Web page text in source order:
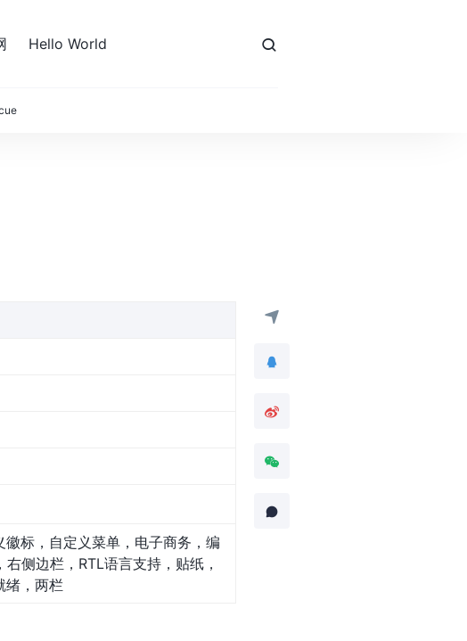
Hello World
标，自定义菜单，电子商务，编
侧边栏，RTL语言支持，贴纸，
绪，两栏